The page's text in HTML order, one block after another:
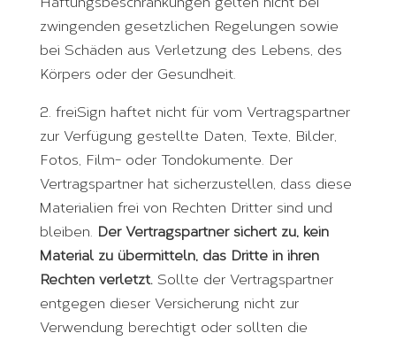
zwingenden gesetzlichen Regelungen sowie
bei Schäden aus Verletzung des Lebens, des
Körpers oder der Gesundheit.
2. freiSign haftet nicht für vom Vertragspartner
zur Verfügung gestellte Daten, Texte, Bilder,
Fotos, Film- oder Tondokumente. Der
Vertragspartner hat sicherzustellen, dass diese
Materialien frei von Rechten Dritter sind und
bleiben. Der Vertragspartner sichert zu, kein
Material zu übermitteln, das Dritte in ihren
Rechten verletzt. Sollte der Vertragspartner
entgegen dieser Versicherung nicht zur
Verwendung berechtigt oder sollten die